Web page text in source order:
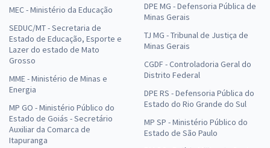
MEC - Ministério da Educação
SEDUC/MT - Secretaria de
Estado de Educação, Esporte e
Lazer do estado de Mato
Grosso
MME - Ministério de Minas e
Energia
MP GO - Ministério Público do
Estado de Goiás - Secretário
Auxiliar da Comarca de
Itapuranga
DPE MG - Defensoria Pública de
Minas Gerais
TJ MG - Tribunal de Justiça de
Minas Gerais
CGDF - Controladoria Geral do
Distrito Federal
DPE RS - Defensoria Pública do
Estado do Rio Grande do Sul
MP SP - Ministério Público do
Estado de São Paulo